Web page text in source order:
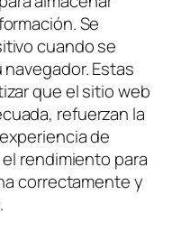
Se
cuando se
Estas
que el sitio web
refuerzan la
de
rendimiento para
correctamente y